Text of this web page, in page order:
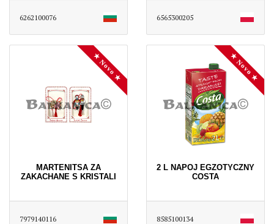
6262100076 6565300205
★ Novo ★
MARTENITSA ZA
ZAKACHANE S KRISTALI
7979140116
★ Novo ★
2 L NAPOJ EGZOTYCZNY
COSTA
8585100134